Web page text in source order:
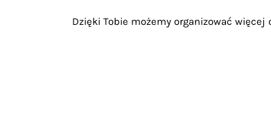
Dzięki Tobie możemy organizować